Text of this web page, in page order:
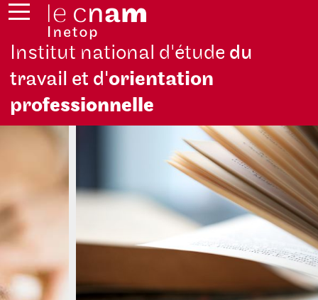
Institut national d'étude du
travail et d'orientation
professionnelle